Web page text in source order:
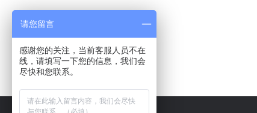
请您留言
感谢您的关注，当前客服人员不在
线，请填写一下您的信息，我们会
尽快和您联系。